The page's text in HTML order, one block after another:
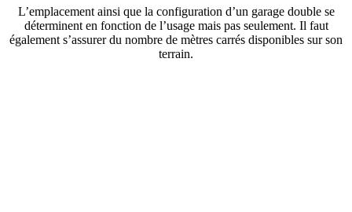
L’emplacement ainsi que la configuration d’un garage double se
déterminent en fonction de l’usage mais pas seulement. Il faut
également s’assurer du nombre de mètres carrés disponibles sur son
terrain.